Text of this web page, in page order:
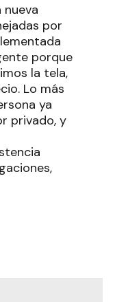
por
porque
la tela,
Lo más
ya
privado, y